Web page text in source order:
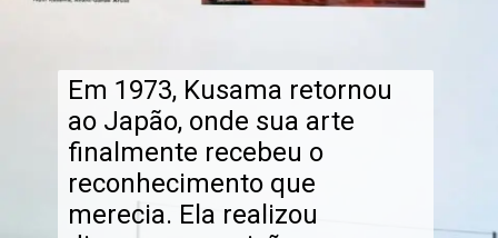
Em 1973, Kusama retornou
ao Japão, onde sua arte
finalmente recebeu o
reconhecimento que
merecia. Ela realizou